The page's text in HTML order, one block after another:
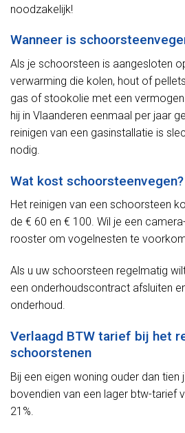
noodzakelijk!
Wanneer is
Als je schoorsteen is aangesloten
verwarming die kolen, hout of
gas of stookolie met een
hij in Vlaanderen eenmaal per jaar
reinigen van een gasinstallatie is
nodig.
Wat kost schoorsteenvegen?
Het reinigen van een schoorsteen
de € 60 en € 100. Wil je een
rooster om vogelnesten te
Als u uw schoorsteen regelmatig
een onderhoudscontract afsluiten
onderhoud.
Verlaagd BTW tarief bij het
schoorstenen
Bij een eigen woning ouder dan tien
bovendien van een lager btw-tarief
21%.